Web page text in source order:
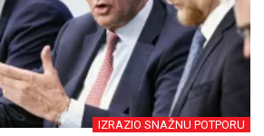
IZRAZIO SNAŽNU POTPORU